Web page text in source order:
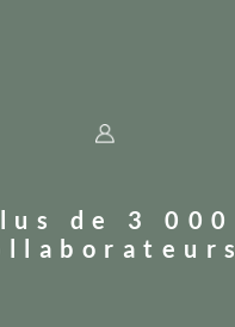
de 3 000